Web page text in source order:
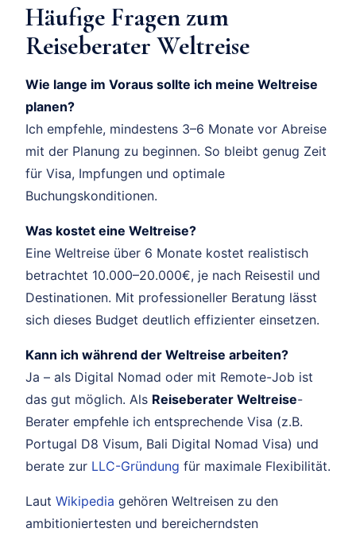
Häufige Fragen zum
Reiseberater Weltreise
Wie lange im Voraus sollte ich meine Weltreise
planen?
Ich empfehle, mindestens 3–6 Monate vor Abreise
mit der Planung zu beginnen. So bleibt genug Zeit
für Visa, Impfungen und optimale
Buchungskonditionen.
Was kostet eine Weltreise?
Eine Weltreise über 6 Monate kostet realistisch
betrachtet 10.000–20.000€, je nach Reisestil und
Destinationen. Mit professioneller Beratung lässt
sich dieses Budget deutlich effizienter einsetzen.
Kann ich während der Weltreise arbeiten?
Ja – als Digital Nomad oder mit Remote-Job ist
das gut möglich. Als Reiseberater Weltreise-
Berater empfehle ich entsprechende Visa (z.B.
Portugal D8 Visum, Bali Digital Nomad Visa) und
berate zur LLC-Gründung für maximale Flexibilität.
Laut Wikipedia gehören Weltreisen zu den
ambitioniertesten und bereicherndsten